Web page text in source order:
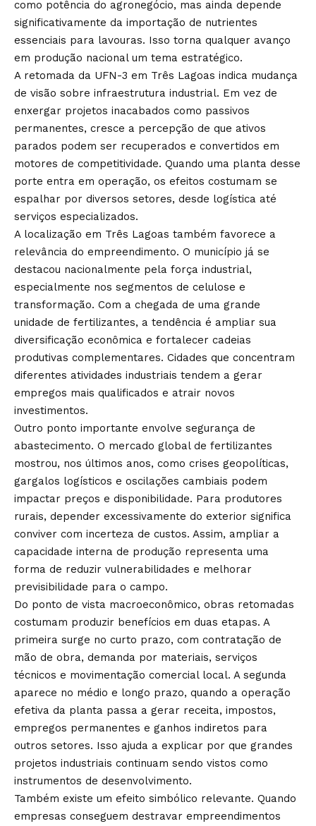
como potência do agronegócio, mas ainda depende
significativamente da importação de nutrientes
essenciais para lavouras. Isso torna qualquer avanço
em produção nacional um tema estratégico.
A retomada da UFN-3 em Três Lagoas indica mudança
de visão sobre infraestrutura industrial. Em vez de
enxergar projetos inacabados como passivos
permanentes, cresce a percepção de que ativos
parados podem ser recuperados e convertidos em
motores de competitividade. Quando uma planta desse
porte entra em operação, os efeitos costumam se
espalhar por diversos setores, desde logística até
serviços especializados.
A localização em Três Lagoas também favorece a
relevância do empreendimento. O município já se
destacou nacionalmente pela força industrial,
especialmente nos segmentos de celulose e
transformação. Com a chegada de uma grande
unidade de fertilizantes, a tendência é ampliar sua
diversificação econômica e fortalecer cadeias
produtivas complementares. Cidades que concentram
diferentes atividades industriais tendem a gerar
empregos mais qualificados e atrair novos
investimentos.
Outro ponto importante envolve segurança de
abastecimento. O mercado global de fertilizantes
mostrou, nos últimos anos, como crises geopolíticas,
gargalos logísticos e oscilações cambiais podem
impactar preços e disponibilidade. Para produtores
rurais, depender excessivamente do exterior significa
conviver com incerteza de custos. Assim, ampliar a
capacidade interna de produção representa uma
forma de reduzir vulnerabilidades e melhorar
previsibilidade para o campo.
Do ponto de vista macroeconômico, obras retomadas
costumam produzir benefícios em duas etapas. A
primeira surge no curto prazo, com contratação de
mão de obra, demanda por materiais, serviços
técnicos e movimentação comercial local. A segunda
aparece no médio e longo prazo, quando a operação
efetiva da planta passa a gerar receita, impostos,
empregos permanentes e ganhos indiretos para
outros setores. Isso ajuda a explicar por que grandes
projetos industriais continuam sendo vistos como
instrumentos de desenvolvimento.
Também existe um efeito simbólico relevante. Quando
empresas conseguem destravar empreendimentos